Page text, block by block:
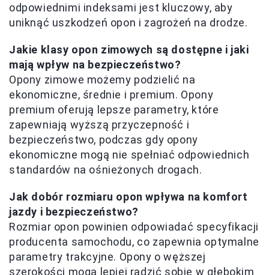
odpowiednimi indeksami jest kluczowy, aby
uniknąć uszkodzeń opon i zagrożeń na drodze.
Jakie klasy opon zimowych są dostępne i jaki
mają wpływ na bezpieczeństwo?
Opony zimowe możemy podzielić na
ekonomiczne, średnie i premium. Opony
premium oferują lepsze parametry, które
zapewniają wyższą przyczepność i
bezpieczeństwo, podczas gdy opony
ekonomiczne mogą nie spełniać odpowiednich
standardów na ośnieżonych drogach.
Jak dobór rozmiaru opon wpływa na komfort
jazdy i bezpieczeństwo?
Rozmiar opon powinien odpowiadać specyfikacji
producenta samochodu, co zapewnia optymalne
parametry trakcyjne. Opony o węższej
szerokości mogą lepiej radzić sobie w głębokim